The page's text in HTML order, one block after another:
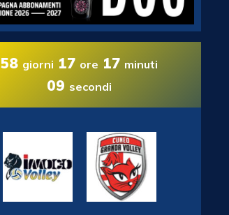
58 giorni 17 ore 17 minuti
08 secondi